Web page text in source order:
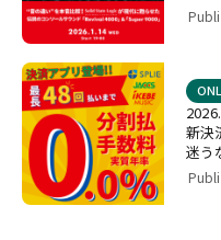
新決
迷う
金